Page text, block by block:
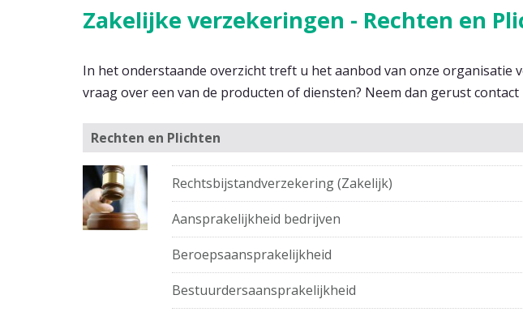
Zakelijke verzekeringen - Rechten en
In het onderstaande overzicht treft u het aanbod van onze organisatie
vraag over een van de producten of diensten? Neem dan gerust contact
Rechten en Plichten
Rechtsbijstandverzekering (Zakelijk)
Aansprakelijkheid bedrijven
Beroepsaansprakelijkheid
Bestuurdersaansprakelijkheid